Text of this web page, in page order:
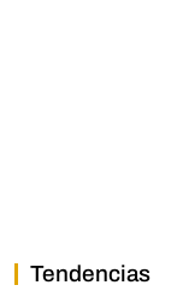
Tendencias